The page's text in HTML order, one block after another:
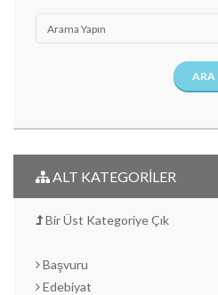
ARA
ALT KATEGORİLER
Bir Üst Kategoriye Çık
Başvuru
Edebiyat